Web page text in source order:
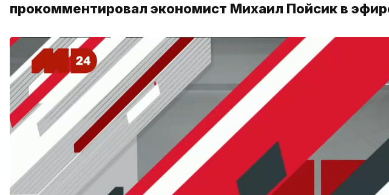
прокомментировал экономист Михаил Пойсик в